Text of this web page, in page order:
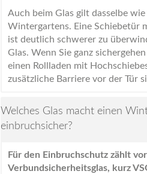
Auch beim Glas gilt dasselbe wie
Wintergartens. Eine Schiebetür
ist deutlich schwerer zu
Glas. Wenn Sie ganz
einen Rollladen mit
zusätzliche Barriere vor der Tür
Welches Glas macht einen
einbruchsicher?
Für den Einbruchschutz zählt
Verbundsicherheitsglas, kurz